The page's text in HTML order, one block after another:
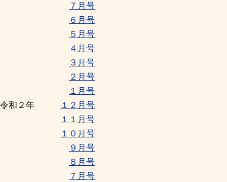
７月号
６月号
５月号
４月号
３月号
２月号
１月号
令和２年
１２月号
１１月号
１０月号
９月号
８月号
７月号